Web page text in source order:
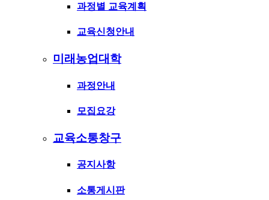
과정별 교육계획
교육신청안내
미래농업대학
과정안내
모집요강
교육소통창구
공지사항
소통게시판